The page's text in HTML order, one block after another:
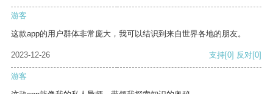
游客
这款app的用户群体非常庞大，我可以结识到来自世界各地的朋友。
2023-12-26 支持[0] 反对[0]
游客